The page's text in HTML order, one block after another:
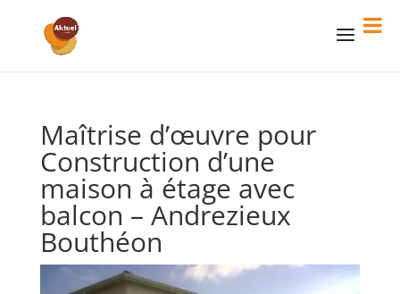
Maîtrise d’œuvre pour
Construction d’une
maison à étage avec
balcon – Andrezieux
Bouthéon